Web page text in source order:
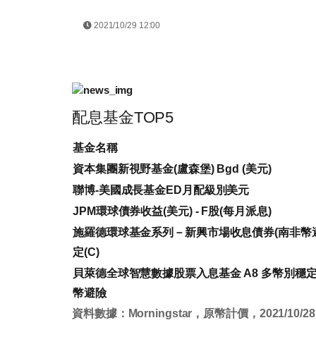
2021/10/29 12:00
配息基金TOP5
基金名稱
資本集團新視野基金(盧森堡) Bgd (美元)
聯博-美國成長基金ED月配級別美元
JPM環球債券收益(美元) - F股(每月派息)
施羅德環球基金系列－新興市場收息債券(南非幣
定(C)
貝萊德全球智慧數據股票入息基金 A8 多幣別穩
幣避險
資料數據：Morningstar，原幣計價，2021/10/28